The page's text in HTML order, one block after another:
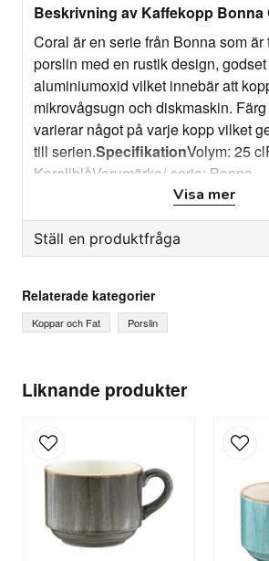
Liknande produkter
Beskrivning av Kaffekopp Bonna
Coral är en serie från Bonna som
porslin med en rustik design,
aluminiumoxid vilket innebär att
mikrovågsugn och diskmaskin.
varierar något på varje kopp vilket
till serien.SpecifikationVolym: 25
KorallblåVarumärke/-serie: Bonna
Visa mer
Ställ en produktfråga
Fråga oss något om denna
Ditt namn
email
E-postadress
Ja, ni får publicera min fråga
Relaterade kategorier
Koppar och Fat Porslin